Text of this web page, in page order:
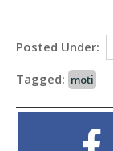
Posted Under:
Tagged: moti